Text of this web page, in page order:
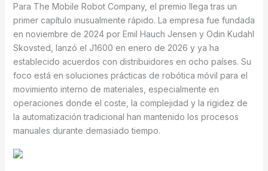
Para The Mobile Robot Company, el premio llega tras un
primer capítulo inusualmente rápido. La empresa fue fundada
en noviembre de 2024 por Emil Hauch Jensen y Odin Kudahl
Skovsted, lanzó el J1600 en enero de 2026 y ya ha
establecido acuerdos con distribuidores en ocho países. Su
foco está en soluciones prácticas de robótica móvil para el
movimiento interno de materiales, especialmente en
operaciones donde el coste, la complejidad y la rigidez de
la automatización tradicional han mantenido los procesos
manuales durante demasiado tiempo.